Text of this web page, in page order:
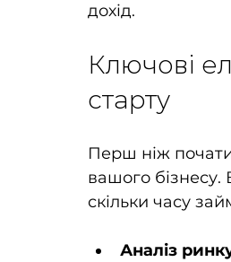
дохід.
Ключові
старту
Перш ніж почати
вашого бізнесу.
скільки часу
Аналіз